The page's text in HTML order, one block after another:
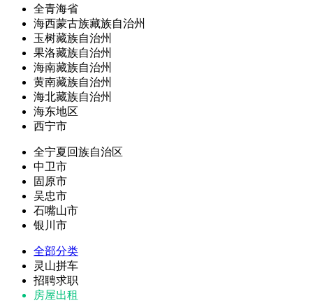
全青海省
海西蒙古族藏族自治州
玉树藏族自治州
果洛藏族自治州
海南藏族自治州
黄南藏族自治州
海北藏族自治州
海东地区
西宁市
全宁夏回族自治区
中卫市
固原市
吴忠市
石嘴山市
银川市
全部分类
灵山拼车
招聘求职
房屋出租